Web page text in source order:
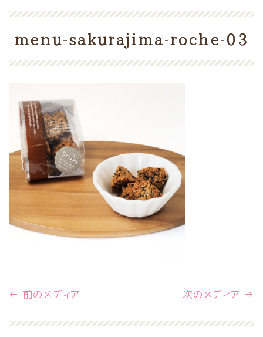
menu-sakurajima-roche-03
← 前のメディア 次のメディア →